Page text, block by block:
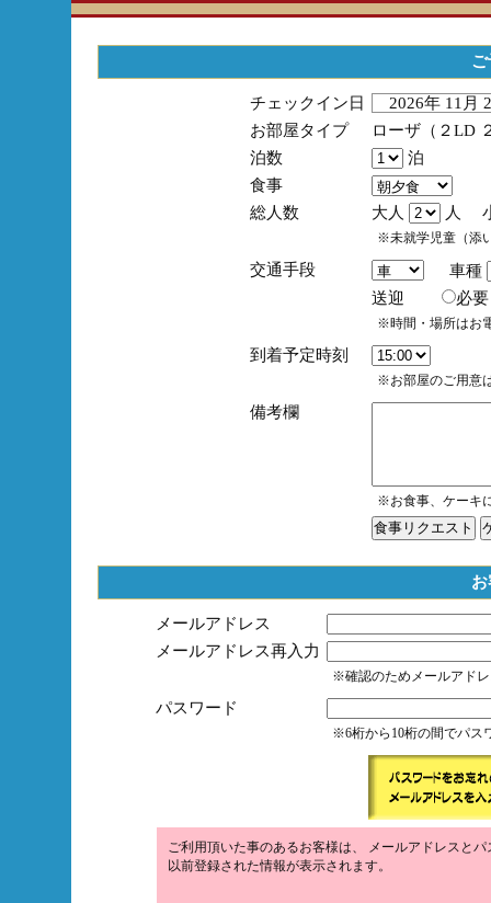
チェックイン日
2026年 11
お部屋タイプ
ローザ（２LD
泊数
泊
食事
総人数
大人 人
※未就学児童（添
交通手段
車種
送迎
※時間・場所はお
到着予定時刻
※お部屋のご用意
備考欄
※お食事、ケーキ
メールアドレス
メールアドレス再入力
※確認のためメールアド
パスワード
※6桁から10桁の間でパス
ご利用頂いた事のあるお客様は、 メールアドレスと
以前登録された情報が表示されます。